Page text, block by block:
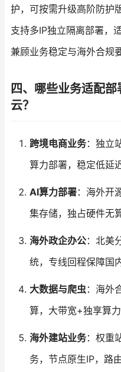
护，可按需升级高阶防护
支持多IP独立隔离部署，
兼顾业务稳定与海外合规
四、哪些业务适配
云？
跨境电商业务：独立
算力部署，稳定低延
AI算力部署：海外开
集存储，独占硬件无
海外政企办公：北美
统，专线回程保障国
大数据与爬虫 ：海外
算，大带宽+独享算力
海外建站业务：权重
务，节点原生IP，路